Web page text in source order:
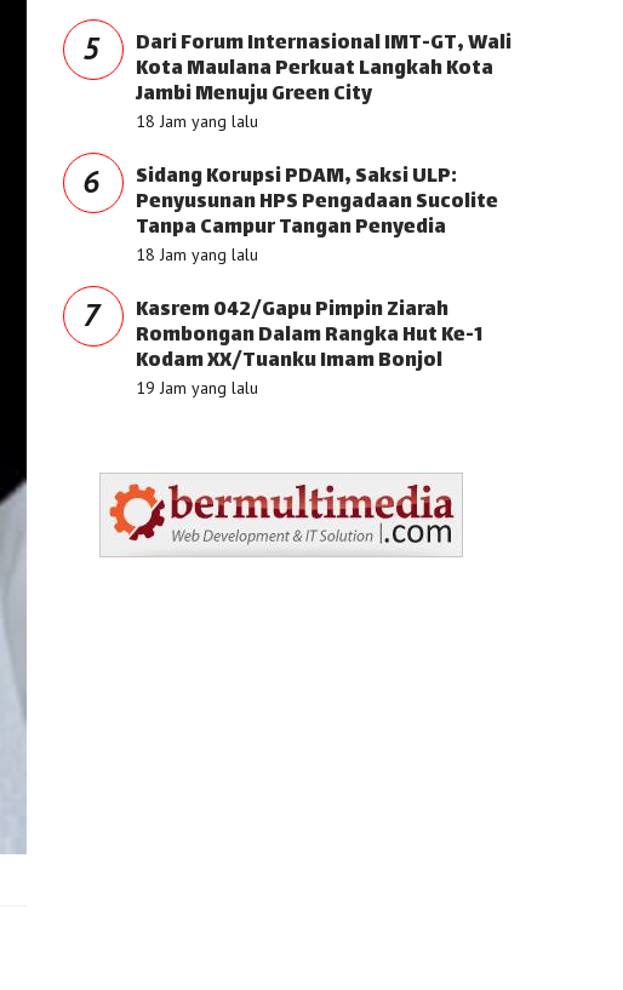
5 Dari Forum Internasional IMT-GT, Wali
Kota Maulana Perkuat Langkah Kota
Jambi Menuju Green City
18 Jam yang lalu
6 Sidang Korupsi PDAM, Saksi ULP:
Penyusunan HPS Pengadaan Sucolite
Tanpa Campur Tangan Penyedia
18 Jam yang lalu
7 Kasrem 042/Gapu Pimpin Ziarah
Rombongan Dalam Rangka Hut Ke-1
Kodam XX/Tuanku Imam Bonjol
19 Jam yang lalu